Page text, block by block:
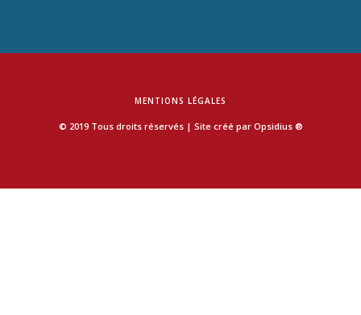
MENTIONS LÉGALES
© 2019 Tous droits réservés | Site créé par Opsidius ®